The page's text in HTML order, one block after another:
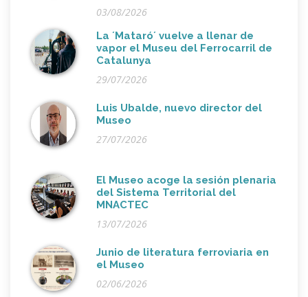
03/08/2026
La ´Mataró´ vuelve a llenar de
vapor el Museu del Ferrocarril de
Catalunya
29/07/2026
Luis Ubalde, nuevo director del
Museo
27/07/2026
El Museo acoge la sesión plenaria
del Sistema Territorial del
MNACTEC
13/07/2026
Junio de literatura ferroviaria en
el Museo
02/06/2026